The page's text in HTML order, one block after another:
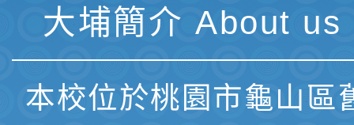
大埔簡介 About us
本校位於桃園市龜山區